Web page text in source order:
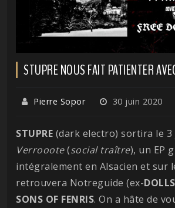
STUPRE NOUS FAIT PATIENTER
Pierre Sopor 30 juin 2020
STUPRE (dark electro) sortira le
Verrooote(social traître), un EP
intégralement en Alsacien et sur
retrouvera Notreguide (ex-
SONS OF FENRIS. On a hâte de